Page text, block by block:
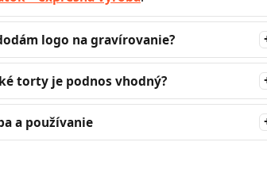
logo na gravírovanie?
torty je podnos vhodný?
a používanie